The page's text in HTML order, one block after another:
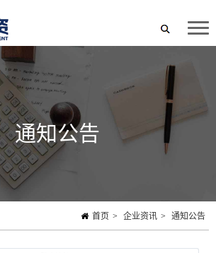
通知公告
首页 > 企业资讯 > 通知公告